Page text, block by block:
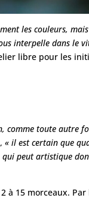
les couleurs,
interpelle dans le
libre pour les
comme toute autre
« il est certain que
qui peut artistique
à 15 morceaux. Par